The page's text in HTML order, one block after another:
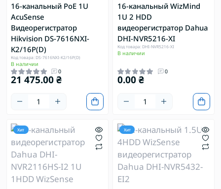
16-канальный PoE 1U
AcuSense
Видеорегистратор
Hikvision DS-7616NXI-
K2/16P(D)
Код товара: DS-7616NXI-K2/16P(D)
В наличии
0
21 475.00 ₴
16-канальный WizMind
1U 2 HDD
видеорегистратор Dahua
DHI-NVR5216-XI
Код товара: DHI-NVR5216-XI
В наличии
0
0.00 ₴
Хит Хит